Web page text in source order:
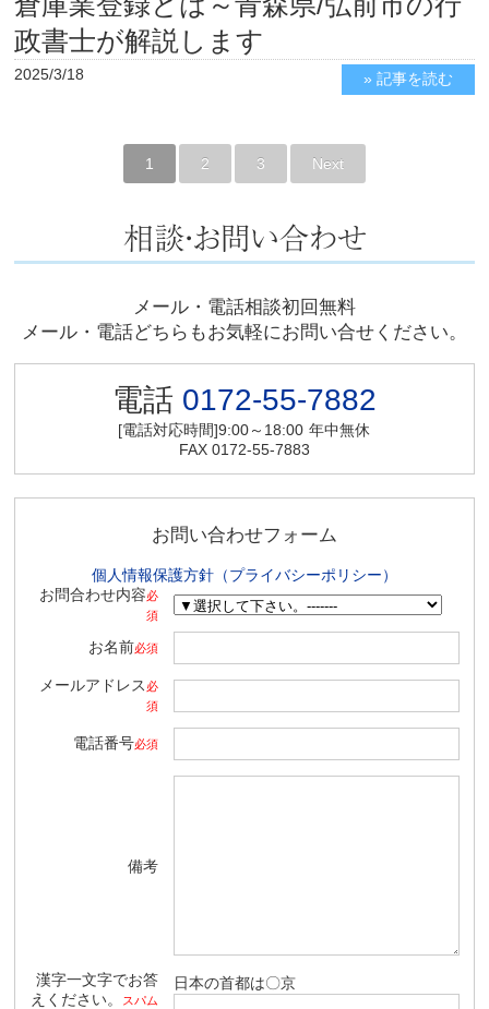
政書士が解説します
2025/3/18 » 記事を読む
1 2 3 Next
メール・電話相談初回無料
メール・電話どちらもお気軽にお問い合せください。
電話 0172-55-7882
[電話対応時間]9:00～18:00 年中無休
FAX 0172-55-7883
お問い合わせフォーム
個人情報保護方針（プライバシーポリシー）
お問合わせ内容必
須
お名前必須
メールアドレス 必
須
電話番号必須
備考
漢字一文字でお答
えください。
スパム
日本の首都は〇京